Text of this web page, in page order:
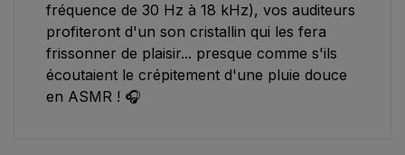
fréquence de 30 Hz à 18 kHz), vos auditeurs
profiteront d'un son cristallin qui les fera
frissonner de plaisir... presque comme s'ils
écoutaient le crépitement d'une pluie douce
en ASMR ! 🎧